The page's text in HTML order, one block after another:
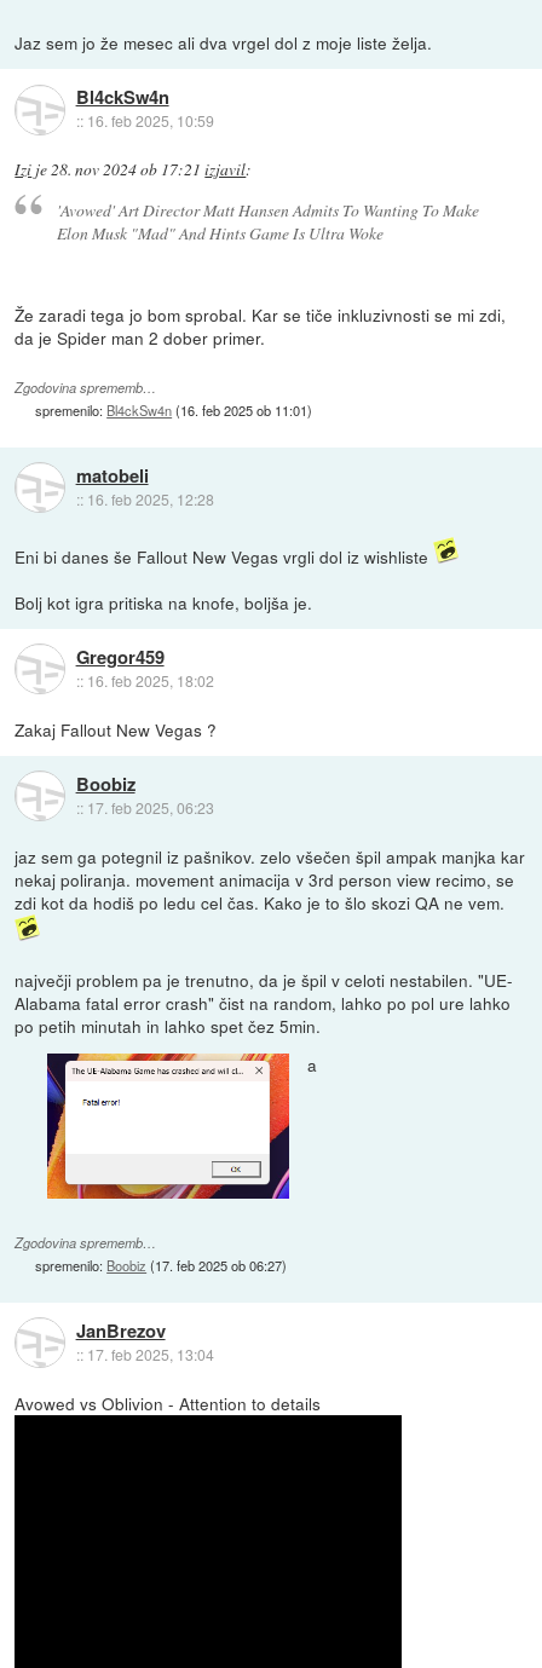
Jaz sem jo že mesec ali dva vrgel dol z moje liste želja.
Bl4ckSw4n
:: 16. feb 2025, 10:59
Izi je28. nov 2024 ob 17:21 izjavil:
'Avowed' Art Director Matt Hansen Admits To Wanting To Make
Elon Musk "Mad" And Hints Game Is Ultra Woke
Že zaradi tega jo bom sprobal. Kar se tiče inkluzivnosti se mi zdi,
da je Spider man 2 dober primer.
Zgodovina sprememb…
spremenilo: Bl4ckSw4n(16. feb 2025 ob 11:01)
matobeli
:: 16. feb 2025, 12:28
Eni bi danes še Fallout New Vegas vrgli dol iz wishliste
Bolj kot igra pritiska na knofe, boljša je.
Gregor459
:: 16. feb 2025, 18:02
Zakaj Fallout New Vegas ?
Boobiz
:: 17. feb 2025, 06:23
jaz sem ga potegnil iz pašnikov. zelo všečen špil ampak manjka kar
nekaj poliranja. movement animacija v 3rd person view recimo, se
zdi kot da hodiš po ledu cel čas. Kako je to šlo skozi QA ne vem.
največji problem pa je trenutno, da je špil v celoti nestabilen. "UE-
Alabama fatal error crash" čist na random, lahko po pol ure lahko
po petih minutah in lahko spet čez 5min.
a
Zgodovina sprememb…
spremenilo: Boobiz (17. feb 2025 ob 06:27)
JanBrezov
:: 17. feb 2025, 13:04
Avowed vs Oblivion - Attention to details